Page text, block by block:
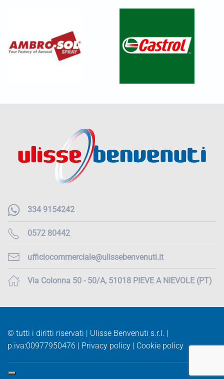
334 9154242
0572 80442
ufficiocommerciale@ulissebenvenuti.it
Via Colonna 50 - 50/A, 51018 PIEVE A NIEVOLE (PT)
© tutti i diritti riservati | Ulisse Benvenuti s.r.l. |
p.iva:00977950476 | Privacy policy Cookie policy